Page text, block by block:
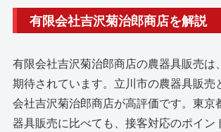
有限会社吉沢菊治郎商店を解説
有限会社吉沢菊治郎商店の農器具販売は
期待されています。立川市の農器具販売
会社吉沢菊治郎商店が高評価です。東京
器具販売に比べても、接客対応のポイン